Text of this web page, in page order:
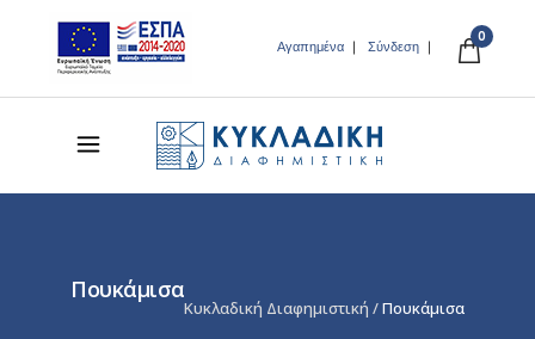
Αγαπημένα Σύνδεση
0
Πουκάμισα
Κυκλαδική Διαφημιστική /Πουκάμισα